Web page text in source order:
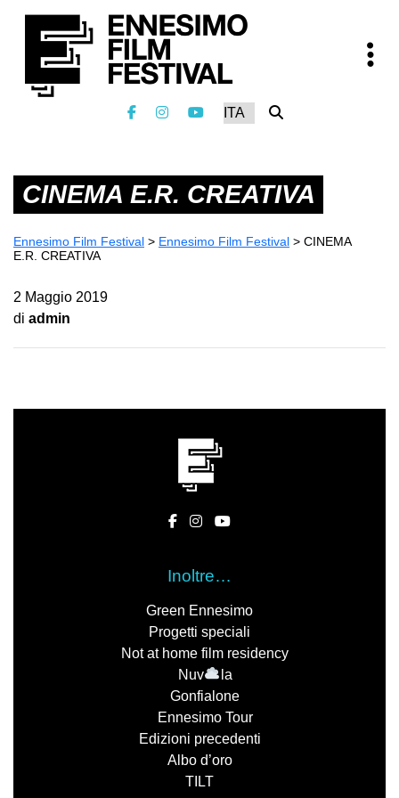
CINEMA E.R. CREATIVA
Ennesimo Film Festival > Ennesimo Film Festival > CINEMA
E.R. CREATIVA
2 Maggio 2019
di admin
Inoltre…
Green Ennesimo
Progetti speciali
Not at home film residency
Nuv
la
Gonfialone
Ennesimo Tour
Edizioni precedenti
Albo d’oro
TILT